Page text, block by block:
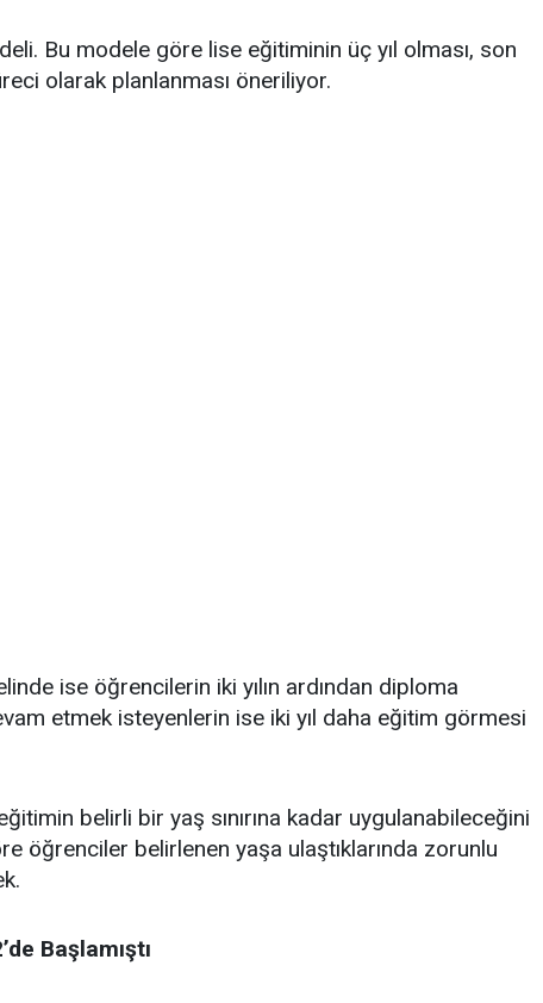
Bu modele göre lise eğitiminin üç yıl olması, son
olarak planlanması öneriliyor.
ise öğrencilerin iki yılın ardından diploma
etmek isteyenlerin ise iki yıl daha eğitim görmesi
belirli bir yaş sınırına kadar uygulanabileceğini
öğrenciler belirlenen yaşa ulaştıklarında zorunlu
Başlamıştı